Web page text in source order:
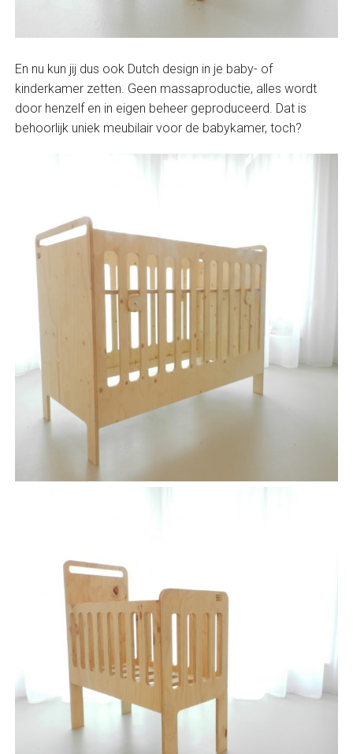
En nu kun jij dus ook Dutch design in je baby- of
kinderkamer zetten. Geen massaproductie, alles wordt
door henzelf en in eigen beheer geproduceerd. Dat is
behoorlijk uniek meubilair voor de babykamer, toch?